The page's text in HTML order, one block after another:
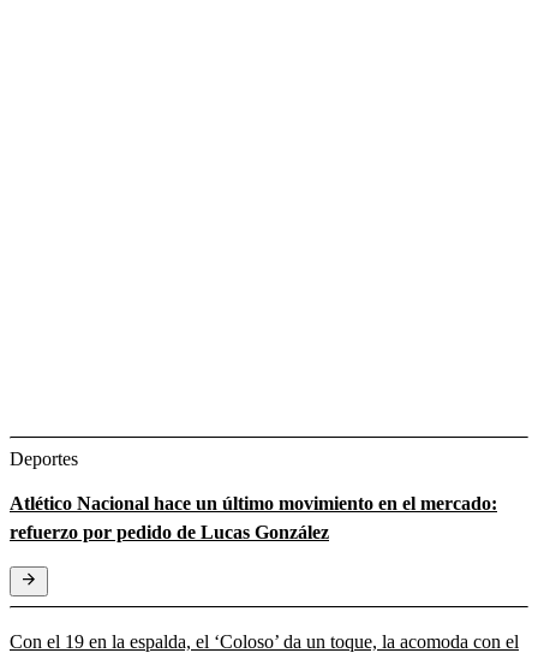
Deportes
Atlético Nacional hace un último movimiento en el mercado:
refuerzo por pedido de Lucas González
Con el 19 en la espalda, el ‘Coloso’ da un toque, la acomoda con el